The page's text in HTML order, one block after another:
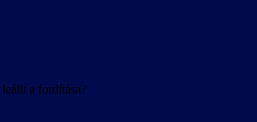
a fordítása?